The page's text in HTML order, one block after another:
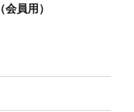
（会員用）